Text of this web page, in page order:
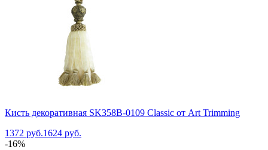
Кисть декоративная SK358B-0109 Classic от Art Trimming
1372 руб.1624 руб.
-16%